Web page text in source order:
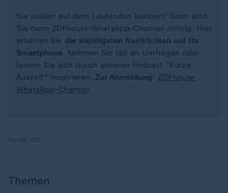
Sie wollen auf dem Laufenden bleiben? Dann sind
Sie beim ZDFheute-WhatsApp-Channel richtig. Hier
erhalten Sie die wichtigsten Nachrichten auf Ihr
Smartphone. Nehmen Sie teil an Umfragen oder
lassen Sie sich durch unseren Podcast "Kurze
Auszeit" inspirieren. Zur Anmeldung : ZDFheute-
WhatsApp-Channel.
Themen